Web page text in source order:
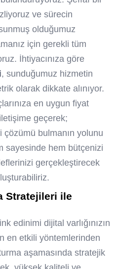
ve sürecin
olduğumuz
için gerekli tüm
İhtiyacınıza göre
, sunduğumuz hizmetin
olarak dikkate alınıyor.
en uygun fiyat
geçerek;
bulmanın yolunu
sayesinde hem bütçenizi
gerçekleştirecek
Stratejileri ile
edinimi dijital varlığınızın
en etkili yöntemlerinden
aşamasında stratejik